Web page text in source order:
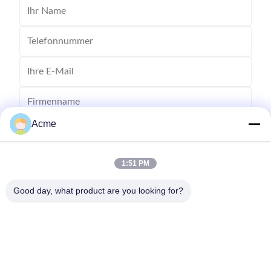
Acme
1:51 PM
Good day, what product are you looking for?